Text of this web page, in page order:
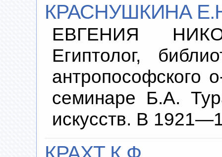
КРАСНУШКИНА
ЕВГЕНИЯ
Египтолог,
антропософского
семинаре Б.А.
искусств. В